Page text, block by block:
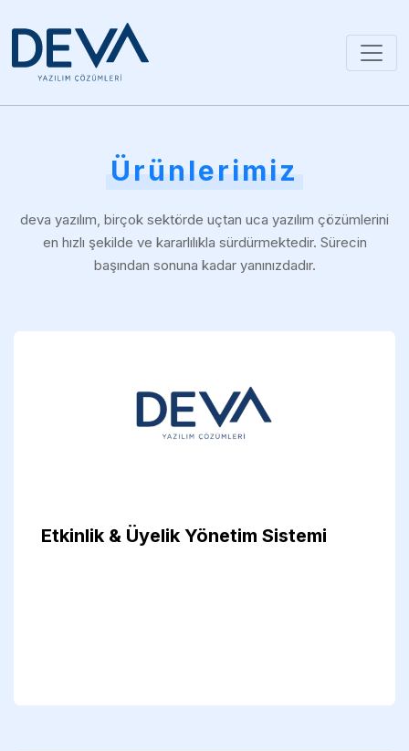
Ürünlerimiz
deva yazılım, birçok sektörde uçtan uca yazılım çözümlerini
en hızlı şekilde ve kararlılıkla sürdürmektedir. Sürecin
başından sonuna kadar yanınızdadır.
Etkinlik & Üyelik Yönetim Sistemi